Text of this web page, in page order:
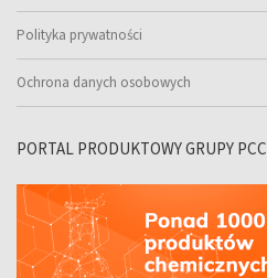
Polityka prywatności
Ochrona danych osobowych
PORTAL PRODUKTOWY GRUPY PCC